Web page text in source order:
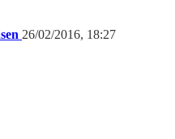
26/02/2016, 18:27